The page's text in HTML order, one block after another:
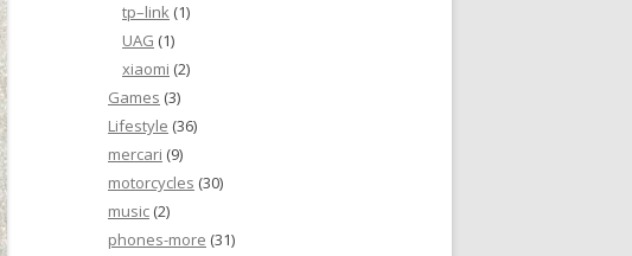
tp–link (1)
UAG (1)
xiaomi (2)
Games (3)
Lifestyle (36)
mercari (9)
motorcycles (30)
music (2)
phones-more (31)